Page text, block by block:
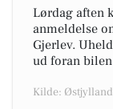
Lørdag aften
anmeldelse
Gjerlev.
ud foran
Kilde: